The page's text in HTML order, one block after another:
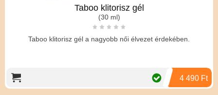
Taboo klitorisz gél
(30 ml)
Taboo klitorisz gél a nagyobb női élvezet érdekében.
4 490 Ft